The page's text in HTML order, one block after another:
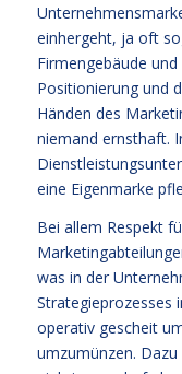
einhergeht, ja oft
Firmengebäude
Positionierung und
Händen des
niemand ernsthaft.
eine Eigenmarke
Bei allem Respekt
was in der
Strategieprozesses
operativ gescheit
umzumünzen.